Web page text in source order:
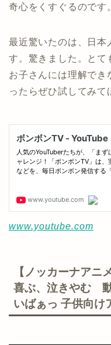
奇心をくすぐるのです
最近驚いたのは、日本
す。驚きました。とて
お子さんには理解でき
ったらぜひ試してみて
www.youtube.com
【ノッカーナアニ
喜ぶ、泣きやむ
いばぁっ 子供向け